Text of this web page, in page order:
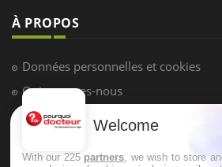
À PROPOS
Données personnelles et cookies
Qui sommes-nous
Conditions d'utilisation
Mentions Légales
Welcome
With our 225 partners , we wish to store